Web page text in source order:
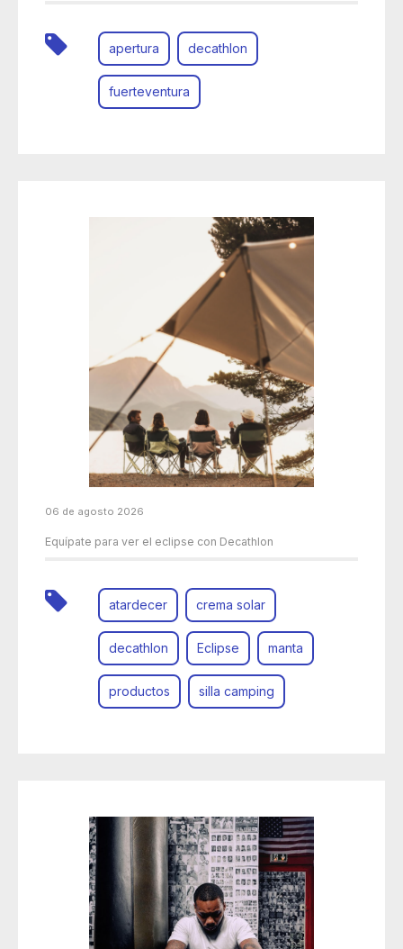
apertura decathlon
fuerteventura
06 de agosto 2026
Equípate para ver el eclipse con Decathlon
atardecer crema solar
decathlon Eclipse manta
productos silla camping